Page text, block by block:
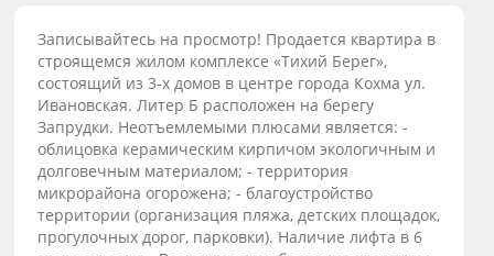
Записывайтесь на просмотр! Продается квартира в
строящемся жилом комплексе «Тихий Берег»,
состоящий из 3-х домов в центре города Кохма ул.
Ивановская. Литер Б расположен на берегу
Запрудки. Неотъемлемыми плюсами является: -
облицовка керамическим кирпичом экологичным и
долговечным материалом; - территория
микрорайона огорожена; - благоустройство
территории (организация пляжа, детских площадок,
прогулочных дорог, парковки). Наличие лифта в 6